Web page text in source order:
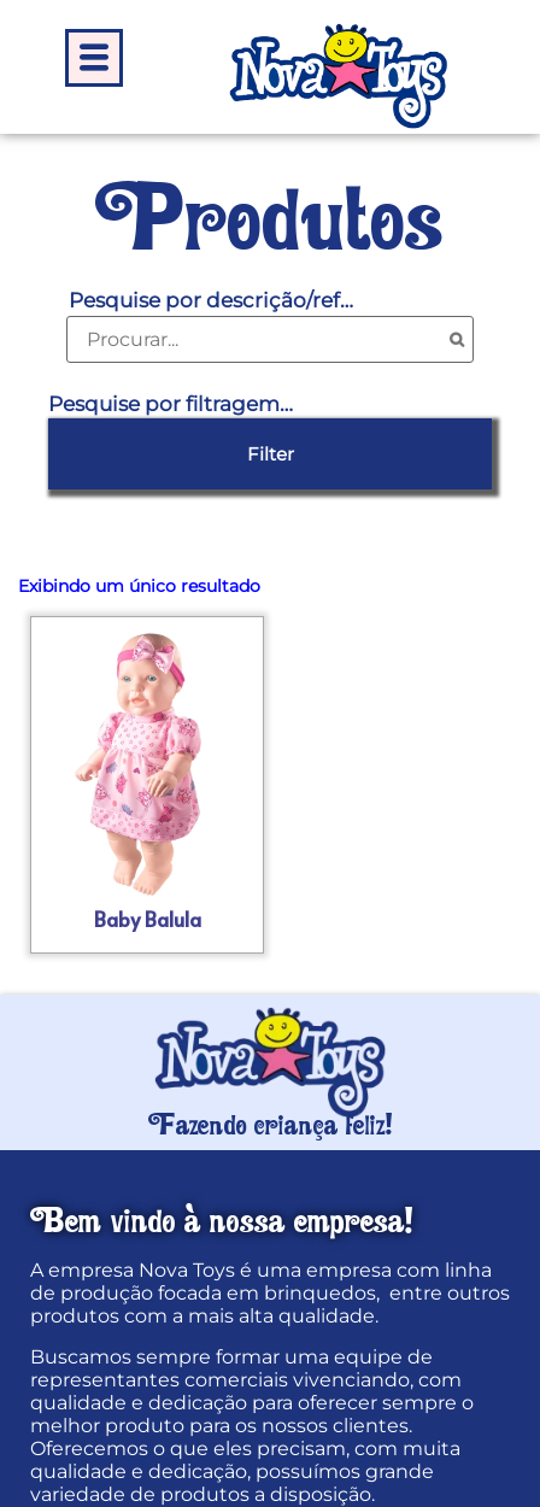
Produtos
Pesquise por descrição/ref…
Pesquise por filtragem…
Filter
Exibindo um único resultado
Baby Balula
Fazendo criança feliz!
Bem vindo à nossa empresa!
A empresa Nova Toys é uma empresa com linha
de produção focada em brinquedos, entre outros
produtos com a mais alta qualidade.
Buscamos sempre formar uma equipe de
representantes comerciais vivenciando, com
qualidade e dedicação para oferecer sempre o
melhor produto para os nossos clientes.
Oferecemos o que eles precisam, com muita
qualidade e dedicação, possuímos grande
variedade de produtos a disposição.